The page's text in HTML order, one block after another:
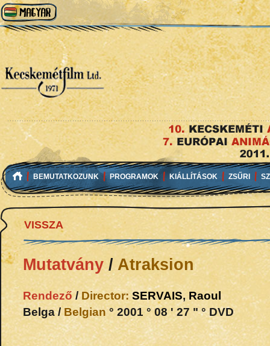
BEMUTATKOZUNK PROGRAMOK KIÁLLÍTÁSOK ZSŰRI
VISSZA
Mutatvány / Atraksion
Rendező/Director:SERVAIS, Raoul
Belga /Belgian° 2001 ° 08 ' 27 " ° DVD